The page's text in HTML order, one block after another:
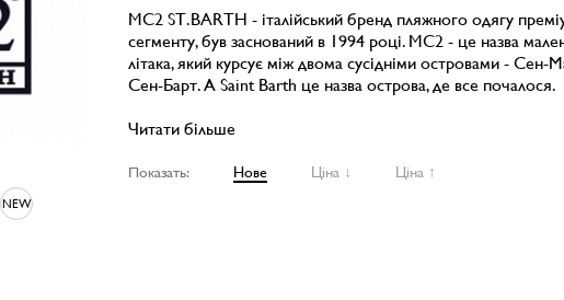
MC2 ST.BARTH - італійський бренд пляжного одягу
сегменту, був заснований в 1994 році. MC2 - це назва
літака, який курсує між двома сусідніми островами - Сен-
Сен-Барт. А Saint Barth це назва острова, де все почалося.
Читати більше
Показать: Нове Ціна ↓ Ціна ↑
NEW